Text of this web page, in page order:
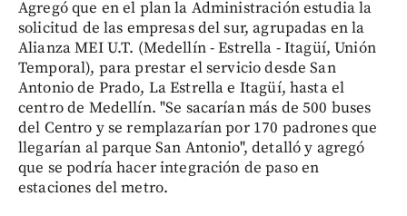
Agregó que en el plan la Administración estudia la
solicitud de las empresas del sur, agrupadas en la
Alianza MEI U.T. (Medellín - Estrella - Itagüí, Unión
Temporal), para prestar el servicio desde San
Antonio de Prado, La Estrella e Itagüí, hasta el
centro de Medellín. "Se sacarían más de 500 buses
del Centro y se remplazarían por 170 padrones que
llegarían al parque San Antonio", detalló y agregó
que se podría hacer integración de paso en
estaciones del metro.